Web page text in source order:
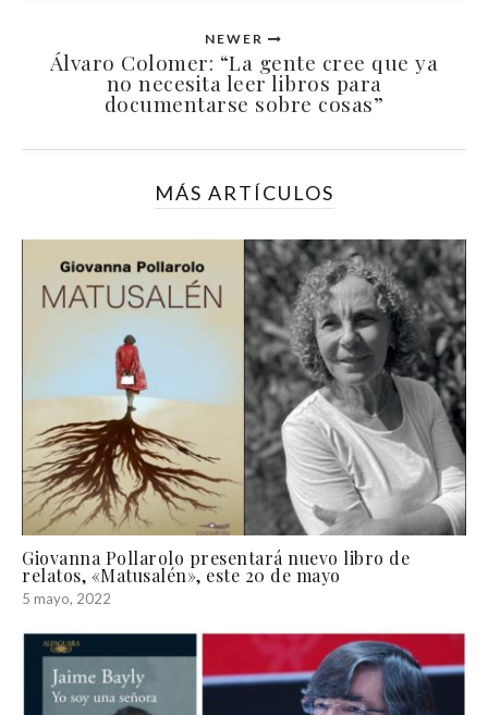
NEWER
Álvaro Colomer: “La gente cree que ya
no necesita leer libros para
documentarse sobre cosas”
MÁS ARTÍCULOS
Giovanna Pollarolo presentará nuevo libro de
relatos, «Matusalén», este 20 de mayo
5 mayo, 2022